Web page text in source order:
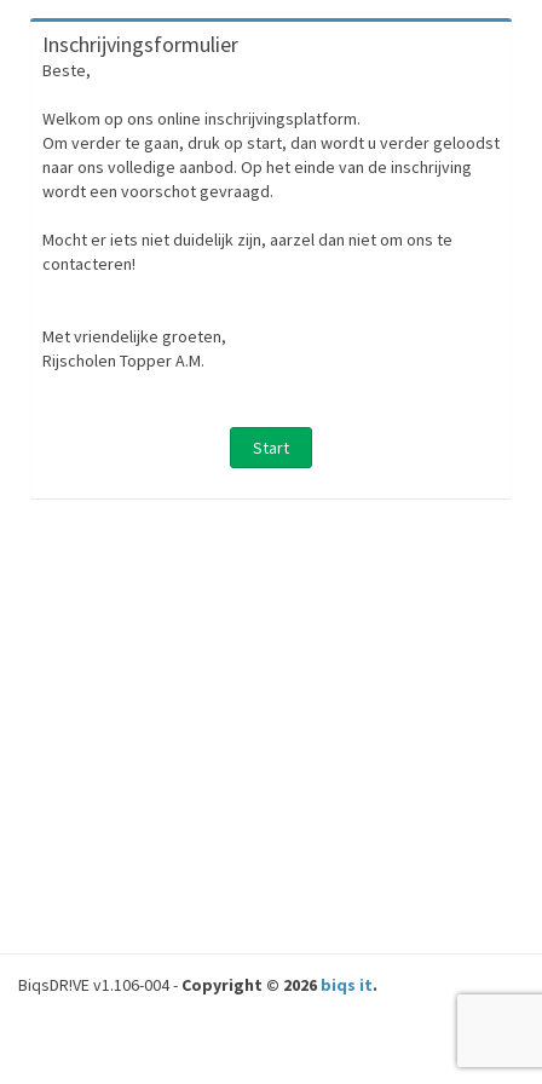
Inschrijvingsformulier
Beste,
Welkom op ons online inschrijvingsplatform.
Om verder te gaan, druk op start, dan wordt u verder geloodst
naar ons volledige aanbod. Op het einde van de inschrijving
wordt een voorschot gevraagd.
Mocht er iets niet duidelijk zijn, aarzel dan niet om ons te
contacteren!
Met vriendelijke groeten,
Rijscholen Topper A.M.
Start
BiqsDR!VE v1.106-004 - Copyright © 2026 biqs it.